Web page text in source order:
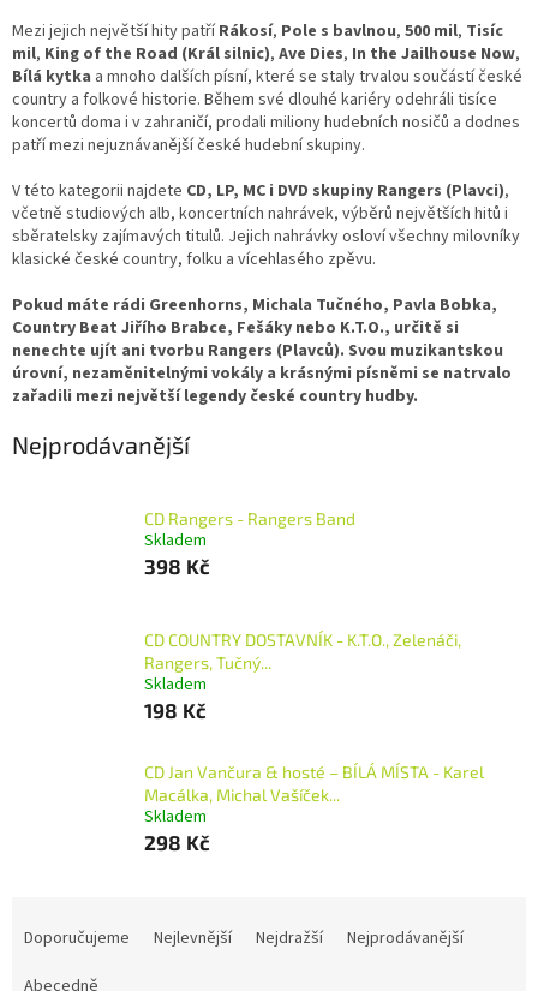
Mezi jejich největší hity patříRákosí, Pole s bavlnou, 500 mil, Tisíc
mil, King of the Road (Král silnic), Ave Dies, In the Jailhouse Now,
Bílá kytka a mnoho dalších písní, které se staly trvalou součástí české
country a folkové historie. Během své dlouhé kariéry odehráli tisíce
koncertů doma i v zahraničí, prodali miliony hudebních nosičů a dodnes
patří mezi nejuznávanější české hudební skupiny.
V této kategorii najdete CD, LP, MC i DVD skupiny Rangers (Plavci),
včetně studiových alb, koncertních nahrávek, výběrů největších hitů i
sběratelsky zajímavých titulů. Jejich nahrávky osloví všechny milovníky
klasické české country, folku a vícehlasého zpěvu.
Pokud máte rádi Greenhorns, Michala Tučného, Pavla Bobka,
Country Beat Jiřího Brabce, Fešáky nebo K.T.O., určitě si
nenechte ujít ani tvorbu Rangers (Plavců). Svou muzikantskou
úrovní, nezaměnitelnými vokály a krásnými písněmi se natrvalo
zařadili mezi největší legendy české country hudby.
Nejprodávanější
CD Rangers - Rangers Band
Skladem
398 Kč
CD COUNTRY DOSTAVNÍK - K.T.O., Zelenáči,
Rangers, Tučný...
Skladem
198 Kč
CD Jan Vančura & hosté – BÍLÁ MÍSTA - Karel
Macálka, Michal Vašíček...
Skladem
298 Kč
Doporučujeme Nejlevnější Nejdražší
Nejprodávanější
Abecedně